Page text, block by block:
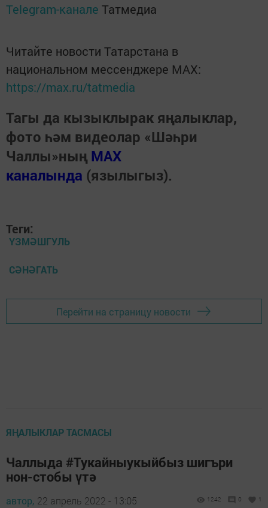
Telegram-канале Татмедиа
Читайте новости Татарстана в
национальном мессенджере MАХ:
https://max.ru/tatmedia
Тагы да кызыклырак яңалыклар,
фото һәм видеолар «Шәһри
Чаллы»ның MAX
каналында (язылыгыз).
Теги:
ҮЗМӘШГУЛЬ
СӘНӘГАТЬ
Перейти на страницу новости
ЯҢАЛЫКЛАР ТАСМАСЫ
Чаллыда #Тукайныукыйбыз шигъри
нон-стобы үтә
автор, 22 апрель 2022 - 13:05 1242 0 1